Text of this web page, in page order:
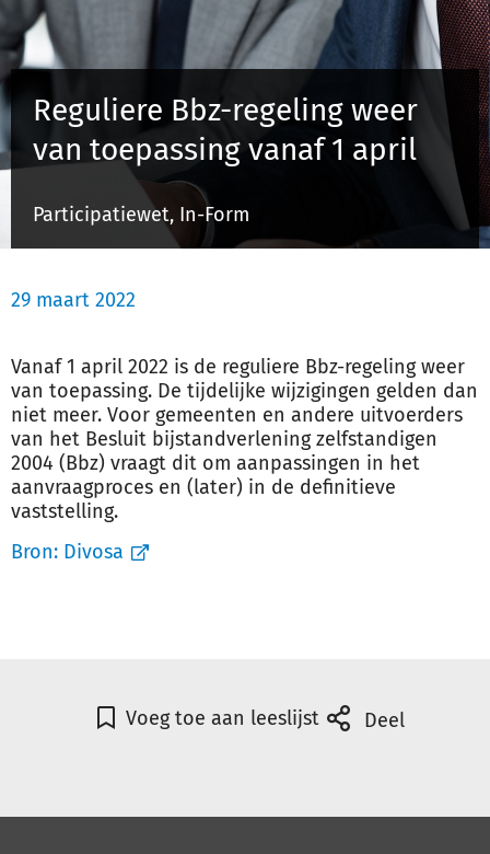
Juridisch advies
Inloggen
Registreren
Reguliere Bbz-regeling weer
van toepassing vanaf 1 april
Participatiewet, In-Form
29 maart 2022
Vanaf 1 april 2022 is de reguliere Bbz-regeling weer
van toepassing. De tijdelijke wijzigingen gelden dan
niet meer. Voor gemeenten en andere uitvoerders
van het Besluit bijstandverlening zelfstandigen
2004 (Bbz) vraagt dit om aanpassingen in het
aanvraagproces en (later) in de definitieve
vaststelling.
Bron: Divosa
Voeg toe aan leeslijst Deel